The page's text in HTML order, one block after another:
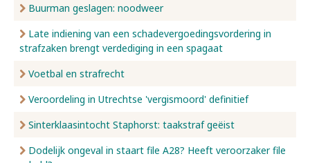
Buurman geslagen: noodweer
Late indiening van een schadevergoedingsvordering in
strafzaken brengt verdediging in een spagaat
Voetbal en strafrecht
Veroordeling in Utrechtse 'vergismoord' definitief
Sinterklaasintocht Staphorst: taakstraf geëist
Dodelijk ongeval in staart file A28? Heeft veroorzaker file